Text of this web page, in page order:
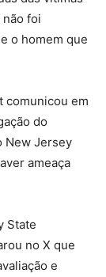
foi
o homem que
comunicou em
do
New Jersey
ameaça
State
no X que
e